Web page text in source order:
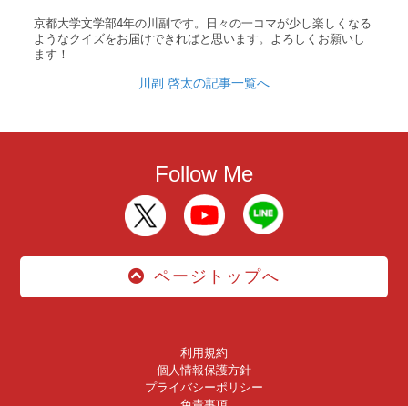
京都大学文学部4年の川副です。日々の一コマが少し楽しくなる
ようなクイズをお届けできればと思います。よろしくお願いし
ます！
川副 啓太の記事一覧へ
Follow Me
ページトップへ
利用規約
個人情報保護方針
プライバシーポリシー